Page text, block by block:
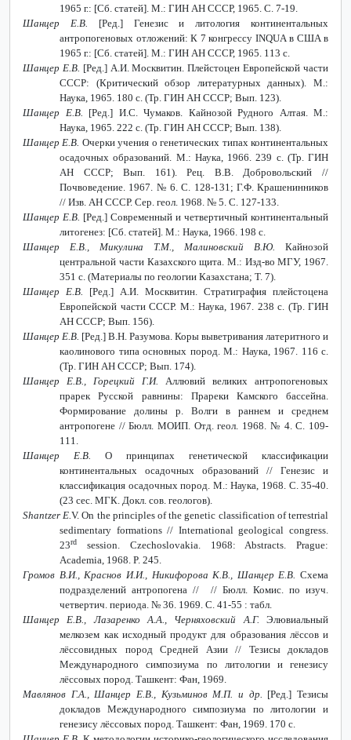
1965 г.: [Сб. статей]. М.: ГИН АН СССР, 1965. С. 7-19.
Шанцер Е.В. [Ред.] Генезис и литология континентальных
антропогеновых отложений: К 7 конгрессу INQUAв США в
1965 г.: [Сб. статей]. М.: ГИН АН СССР, 1965. 113 с.
Шанцер Е.В. [Ред.] А.И. Москвитин. Плейстоцен Европейской части
СССР: (Критический обзор литературных данных). М.:
Наука, 1965. 180 с. (Тр. ГИН АН СССР; Вып. 123).
Шанцер Е.В. [Ред.] И.С. Чумаков. Кайнозой Рудного Алтая. М.:
Наука, 1965. 222 с. (Тр. ГИН АН СССР; Вып. 138).
Шанцер Е.В. Очерки учения о генетических типах континентальных
осадочных образований. М.: Наука, 1966. 239 с. (Тр. ГИН
АН СССР; Вып. 161). Рец. В.В. Добровольский //
Почвоведение. 1967. № 6. С. 128-131; Г.Ф. Крашенинников
// Изв. АН СССР. Сер. геол. 1968. № 5. С. 127-133.
Шанцер Е.В. [Ред.] Современный и четвертичный континентальный
литогенез: [Сб. статей]. М.: Наука, 1966. 198 с.
Шанцер Е.В., Микулина Т.М., Малиновский В.Ю. Кайнозой
центральной части Казахского щита. М.: Изд-во МГУ, 1967.
351 с. (Материалы по геологии Казахстана; Т. 7).
Шанцер Е.В. [Ред.] А.И. Москвитин. Стратиграфия плейстоцена
Европейской части СССР. М.: Наука, 1967. 238 с. (Тр. ГИН
АН СССР; Вып. 156).
Шанцер Е.В. [Ред.] В.Н. Разумова. Коры выветривания латеритного и
каолинового типа основных пород. М.: Наука, 1967. 116 с.
(Тр. ГИН АН СССР; Вып. 174).
Шанцер Е.В., Горецкий Г.И. Аллювий великих антропогеновых
прарек Русской равнины: Прареки Камского бассейна.
Формирование долины р. Волги в раннем и среднем
антропогене // Бюлл. МОИП. Отд. геол. 1968. № 4. С. 109-
111.
Шанцер Е.В. О принципах генетической классификации
континентальных осадочных образований // Генезис и
классификация осадочных пород. М.:Наука, 1968. С. 35-40.
(23сес.МГК.Докл.сов.геологов).
Shantzer E.V. On the principles of the genetic classification of terrestrial
sedimentary formations // International geological congress.
23rd
session. Czechoslovakia. 1968: Abstracts. Prague:
Academia, 1968. P. 245.
Громов В.И.,Краснов И.И., Никифорова К.В., Шанцер Е.В. Схема
подразделений антропогена // // Бюлл. Комис. по изуч.
четвертич.периода.№ 36. 1969. С. 41-55 : табл.
Шанцер Е.В., Лазаренко А.А., Черняховский А.Г. Элювиальный
мелкозем как исходный продукт для образования лёссов и
лёссовидных пород Средней Азии // Тезисы докладов
Международного симпозиума по литологии и генезису
лёссовых пород. Ташкент: Фан, 1969.
Мавлянов Г.А., Шанцер Е.В., Кузьминов М.П. и др. [Ред.] Тезисы
докладов Международного симпозиума по литологии и
генезису лёссовых пород. Ташкент: Фан, 1969. 170 с.